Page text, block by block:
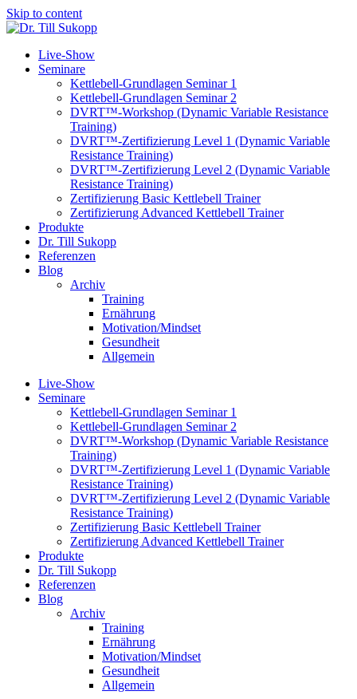
Skip to content
Live-Show
Seminare
Kettlebell-Grundlagen Seminar 1
Kettlebell-Grundlagen Seminar 2
DVRT™-Workshop (Dynamic Variable Resistance
Training)
DVRT™-Zertifizierung Level 1 (Dynamic Variable
Resistance Training)
DVRT™-Zertifizierung Level 2 (Dynamic Variable
Resistance Training)
Zertifizierung Basic Kettlebell Trainer
Zertifizierung Advanced Kettlebell Trainer
Produkte
Dr. Till Sukopp
Referenzen
Blog
Archiv
Training
Ernährung
Motivation/Mindset
Gesundheit
Allgemein
Live-Show
Seminare
Kettlebell-Grundlagen Seminar 1
Kettlebell-Grundlagen Seminar 2
DVRT™-Workshop (Dynamic Variable Resistance
Training)
DVRT™-Zertifizierung Level 1 (Dynamic Variable
Resistance Training)
DVRT™-Zertifizierung Level 2 (Dynamic Variable
Resistance Training)
Zertifizierung Basic Kettlebell Trainer
Zertifizierung Advanced Kettlebell Trainer
Produkte
Dr. Till Sukopp
Referenzen
Blog
Archiv
Training
Ernährung
Motivation/Mindset
Gesundheit
Allgemein